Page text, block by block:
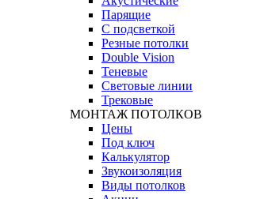
Парящие
С подсветкой
Резные потолки
Double Vision
Теневые
Световые линии
Трековые
МОНТАЖ ПОТОЛКОВ
Цены
Под ключ
Калькулятор
Звукоизоляция
Виды потолков